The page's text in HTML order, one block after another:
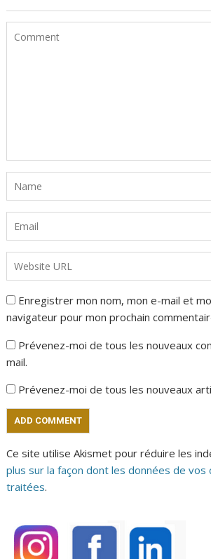
Enregistrer mon nom, mon e-mail et
navigateur pour mon prochain
Prévenez-moi de tous les nouveaux
mail.
Prévenez-moi de tous les nouveaux
Ce site utilise Akismet pour réduire les
plus sur la façon dont les données de
traitées.